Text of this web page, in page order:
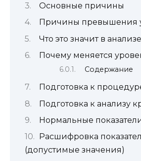
Основные причины
Причины превышения
Что это значит в
Почему меняется
Содержание
Подготовка к
Подготовка к анализу
Нормальные
Расшифровка
(допустимые значения)